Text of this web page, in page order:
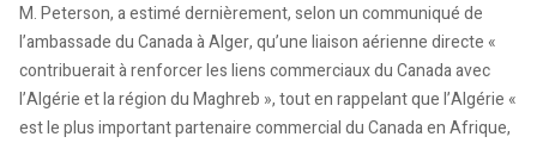
M. Peterson, a estimé dernièrement, selon un communiqué de
l’ambassade du Canada à Alger, qu’une liaison aérienne directe «
contribuerait à renforcer les liens commerciaux du Canada avec
l’Algérie et la région du Maghreb », tout en rappelant que l’Algérie «
est le plus important partenaire commercial du Canada en Afrique,